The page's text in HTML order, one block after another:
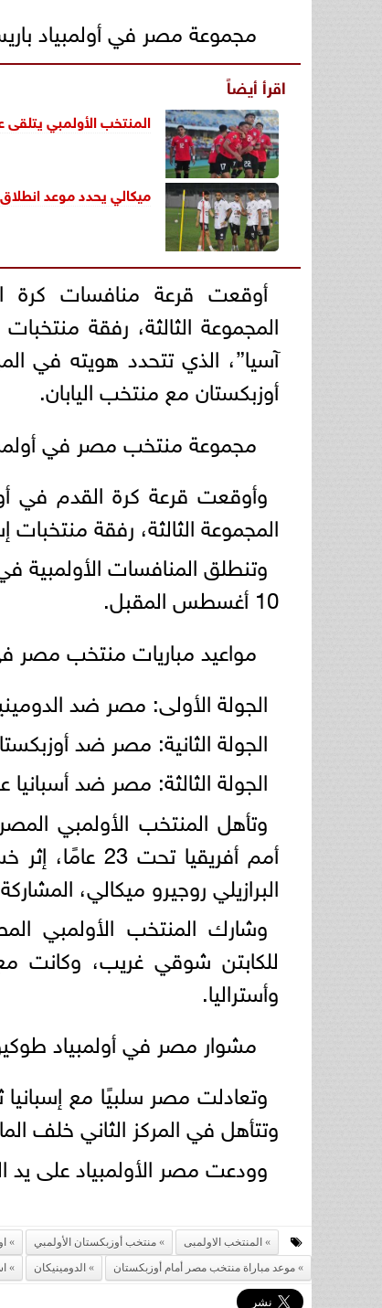
مجموعة مصر في أولمبياد
اقرأ أيضاً
المنتخب الأولمبي يتلقى
ميكالي يحدد موعد
أوقعت قرعة منافسات كرة
المجموعة الثالثة، رفقة
آسيا”، الذي تتحدد هويته في
أوزبكستان مع منتخب اليابان.
مجموعة منتخب مصر في أولمبياد
المجموعة الثالثة، رفقة منتخبات
10 أغسطس المقبل.
مواعيد مباريات منتخب مصر في
الجولة الأولى: مصر ضد
الجولة الثانية: مصر ضد أوزبكستان
الجولة الثالثة: مصر ضد أسبانيا
أمم أفريقيا
البرازيلي روجيرو ميكالي، المشاركة الأولمبية
للكابتن شوقي غريب، وكانت
وأستراليا.
مشوار مصر في أولمبياد
وتتأهل في المركز الثاني خلف
وودعت مصر الأولمبياد على يد البرازيل في
المنتخب الاولمبى منتخب أوزبكستان الأولمبي
موعد مباراة منتخب مصر أمام أوزبكستان
الدومينيكان